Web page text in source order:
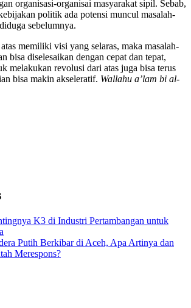
organisasi-organisai masyarakat sipil. Sebab,
politik ada potensi muncul masalah-
sebelumnya.
memiliki visi yang selaras, maka masalah-
bisa diselesaikan dengan cepat dan tepat,
melakukan revolusi dari atas juga bisa terus
bisa makin akseleratif. Wallahu a’lam bi al-
K3 di Industri Pertambangan untuk
Putih Berkibar di Aceh, Apa Artinya dan
Merespons?